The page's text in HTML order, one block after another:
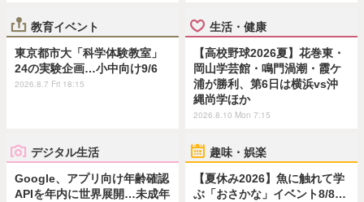
教育イベント
東京都市大「科学体験教室」
24の実験企画…小中向け9/6
2026.8.7 Fri 18:15
生活・健康
【高校野球2026夏】花巻東・
岡山学芸館・鳴門渦潮・霞ケ
浦が勝利、第6日は横浜vs沖
縄尚学ほか
2026.8.10 Mon 7:15
デジタル生活
Google、アプリ向け年齢確認
APIを年内に世界展開…未成年
趣味・娯楽
【夏休み2026】魚に触れて学
ぶ「おさかな」イベント8/8…